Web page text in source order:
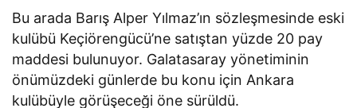
Bu arada Barış Alper Yılmaz’ın sözleşmesinde eski
kulübü Keçiörengücü’ne satıştan yüzde 20 pay
maddesi bulunuyor. Galatasaray yönetiminin
önümüzdeki günlerde bu konu için Ankara
kulübüyle görüşeceği öne sürüldü.